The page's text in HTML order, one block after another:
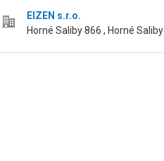
EIZEN s.r.o.
Horné Saliby 866 , Horné Saliby